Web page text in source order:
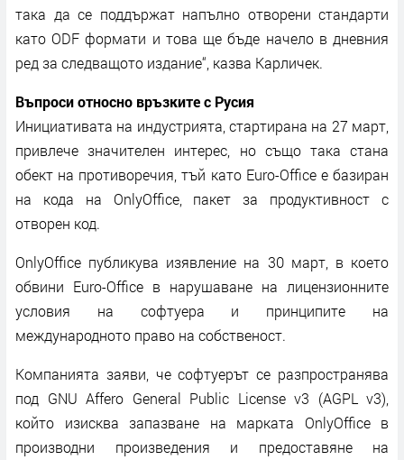
така да се поддържат напълно отворени стандарти
като ODF формати и това ще бъде начело в дневния
ред за следващото издание“, казва Карличек.
Въпроси относно връзките с Русия
Инициативата на индустрията, стартирана на 27 март,
привлече значителен интерес, но също така стана
обект на противоречия, тъй като Euro-Office е базиран
на кода на OnlyOffice, пакет за продуктивност с
отворен код.
OnlyOffice публикува изявление на 30 март, в което
обвини Euro-Office в нарушаване на лицензионните
условия на софтуера и принципите на
международното право на собственост.
Компанията заяви, че софтуерът се разпространява
под GNU Affero General Public License v3 (AGPL v3),
който изисква запазване на марката OnlyOffice в
производни произведения и предоставяне на